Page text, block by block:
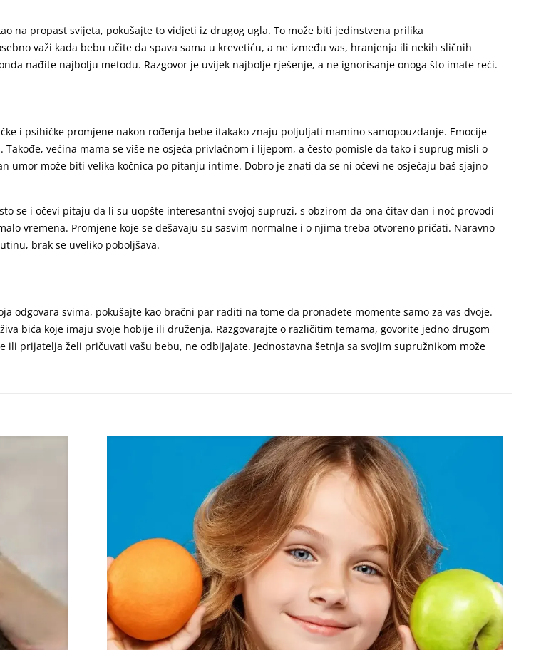
na propast svijeta, pokušajte to vidjeti iz drugog ugla. To može biti jedinstvena prilika
važi kada bebu učite da spava sama u krevetiću, a ne između vas, hranjenja ili nekih sličnih
nađite najbolju metodu. Razgovor je uvijek najbolje rješenje, a ne ignorisanje onoga što imate reći.
i psihičke promjene nakon rođenja bebe itakako znaju poljuljati mamino samopouzdanje. Emocije
većina mama se više ne osjeća privlačnom i lijepom, a često pomisle da tako i suprug misli o
umor može biti velika kočnica po pitanju intime. Dobro je znati da se ni očevi ne osjećaju baš sjajno
se i očevi pitaju da li su uopšte interesantni svojoj supruzi, s obzirom da ona čitav dan i noć provodi
vremena. Promjene koje se dešavaju su sasvim normalne i o njima treba otvoreno pričati. Naravno
brak se uveliko poboljšava.
odgovara svima, pokušajte kao bračni par raditi na tome da pronađete momente samo za vas dvoje.
bića koje imaju svoje hobije ili druženja. Razgovarajte o različitim temama, govorite jedno drugom
prijatelja želi pričuvati vašu bebu, ne odbijajate. Jednostavna šetnja sa svojim supružnikom može